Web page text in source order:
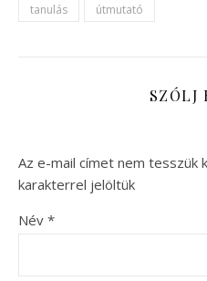
tanulás
útmutató
SZÓLJ
Az e-mail címet nem tesszük
karakterrel jelöltük
Név *